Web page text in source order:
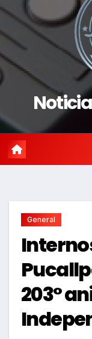
General
203°